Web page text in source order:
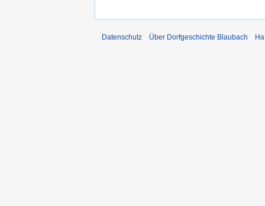
Datenschutz Über Dorfgeschichte Blaubach